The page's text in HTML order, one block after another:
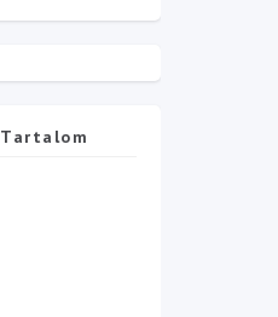
Tartalom